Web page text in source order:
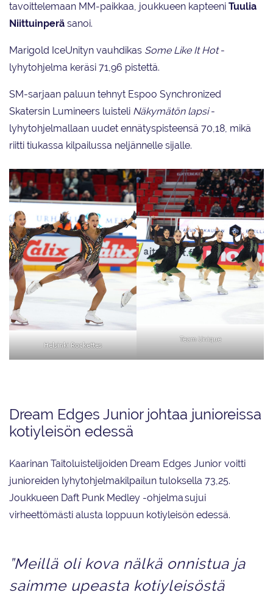
tavoittelemaan MM-paikkaa, joukkueen kapteeni Tuulia
Niittuinperä sanoi.
Marigold IceUnityn vauhdikas Some Like It Hot-
lyhytohjelma keräsi 71,96 pistettä.
SM-sarjaan paluun tehnyt Espoo Synchronized
Skatersin Lumineers luisteli Näkymätön lapsi-
lyhytohjelmallaan uudet ennätyspisteensä 70,18, mikä
riitti tiukassa kilpailussa neljännelle sijalle.
Helsinki Rockettes
Team Unique
Dream Edges Junior johtaa junioreissa
kotiyleisön edessä
Kaarinan Taitoluistelijoiden Dream Edges Junior voitti
junioreiden lyhytohjelmakilpailun tuloksella 73,25.
Joukkueen Daft Punk Medley -ohjelma sujui
virheettömästi alusta loppuun kotiyleisön edessä.
”Meillä oli kova nälkä onnistua ja
saimme upeasta kotiyleisöstä